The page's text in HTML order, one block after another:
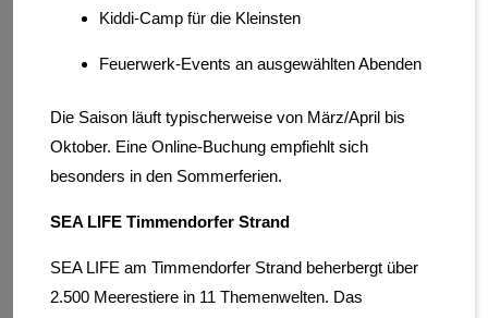
Kiddi-Camp für die Kleinsten
Feuerwerk-Events an ausgewählten Abenden
Die Saison läuft typischerweise von März/April bis
Oktober. Eine Online-Buchung empfiehlt sich
besonders in den Sommerferien.
SEA LIFE Timmendorfer Strand
SEA LIFE am Timmendorfer Strand beherbergt über
2.500 Meerestiere in 11 Themenwelten. Das